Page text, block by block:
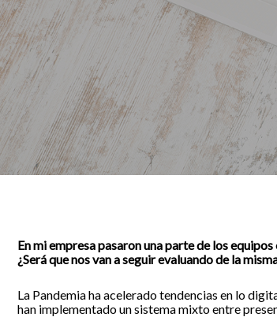
En mi empresa pasaron una parte de los
¿Será que nos van a seguir evaluando de la
La Pandemia ha acelerado tendencias en lo
han implementado un sistema mixto entre